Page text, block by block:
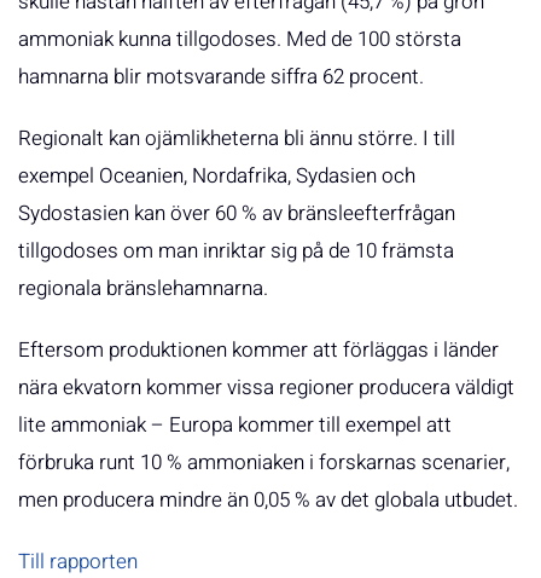
ammoniak kunna tillgodoses. Med de 100 största
hamnarna blir motsvarande siffra 62 procent.
Regionalt kan ojämlikheterna bli ännu större. I till
exempel Oceanien, Nordafrika, Sydasien och
Sydostasien kan över 60 % av bränsleefterfrågan
tillgodoses om man inriktar sig på de 10 främsta
regionala bränslehamnarna.
Eftersom produktionen kommer att förläggas i länder
nära ekvatorn kommer vissa regioner producera väldigt
lite ammoniak – Europa kommer till exempel att
förbruka runt 10 % ammoniaken i forskarnas scenarier,
men producera mindre än 0,05 % av det globala utbudet.
Till rapporten